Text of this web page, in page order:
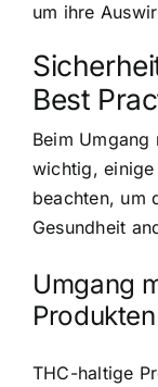
um ihre
Best
Beim
wichtig, einige
beachten, um
Gesundheit
Umgang
Produkten
THC-haltige